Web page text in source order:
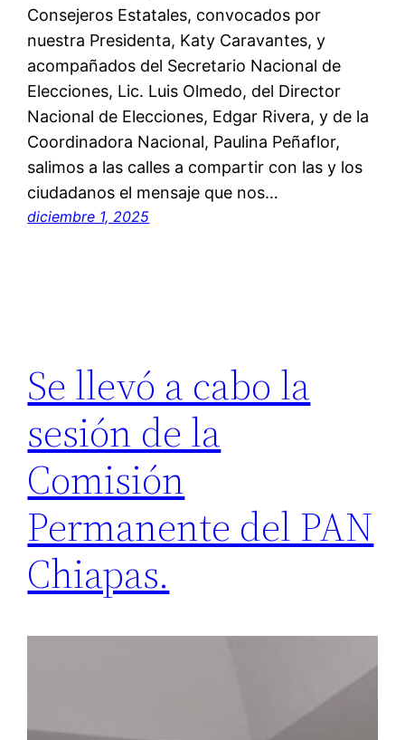
Consejeros Estatales, convocados por
nuestra Presidenta, Katy Caravantes, y
acompañados del Secretario Nacional de
Elecciones, Lic. Luis Olmedo, del Director
Nacional de Elecciones, Edgar Rivera, y de la
Coordinadora Nacional, Paulina Peñaflor,
salimos a las calles a compartir con las y los
ciudadanos el mensaje que nos…
diciembre 1, 2025
Se llevó a cabo la
sesión de la
Comisión
Permanente del PAN
Chiapas.